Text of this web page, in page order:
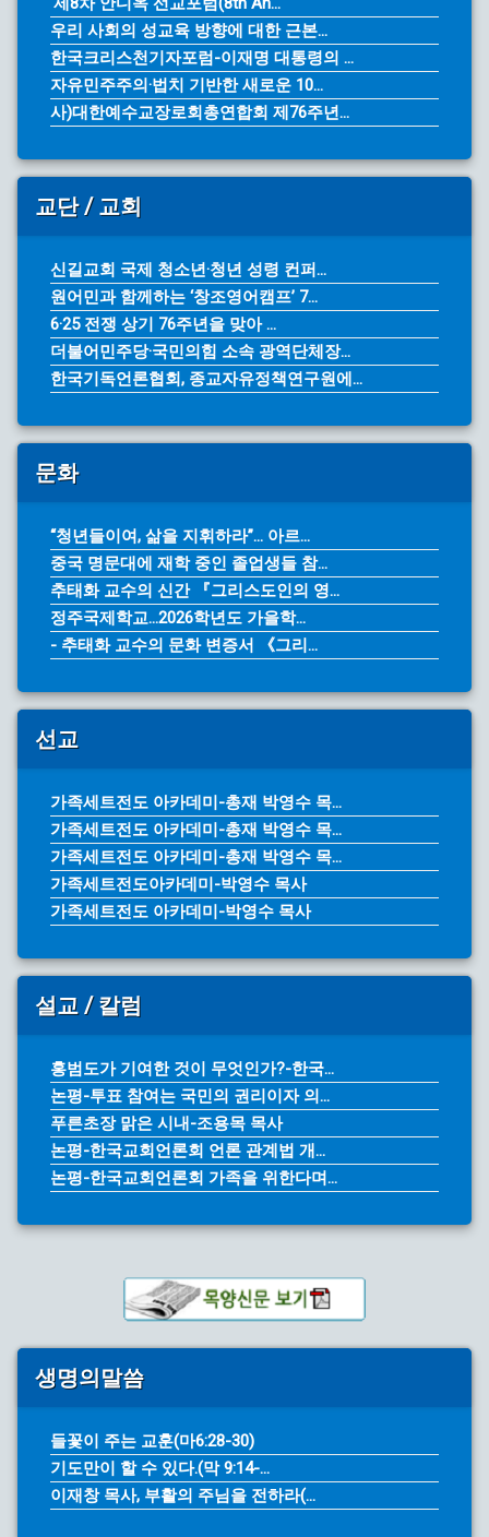
우리 사회의 성교육 방향에 대한 근본...
한국크리스천기자포럼-이재명 대통령의 ...
자유민주주의·법치 기반한 새로운 10...
사)대한예수교장로회총연합회 제76주년...
교단 / 교회
신길교회 국제 청소년·청년 성령 컨퍼...
원어민과 함께하는 ‘창조영어캠프’ 7...
6·25 전쟁 상기 76주년을 맞아 ...
더불어민주당·국민의힘 소속 광역단체장...
한국기독언론협회, 종교자유정책연구원에...
문화
“청년들이여, 삶을 지휘하라”… 아르...
중국 명문대에 재학 중인 졸업생들 참...
추태화 교수의 신간 『그리스도인의 영...
정주국제학교...2026학년도 가을학...
- 추태화 교수의 문화 변증서 《그리...
선교
가족세트전도 아카데미-총재 박영수 목...
가족세트전도 아카데미-총재 박영수 목...
가족세트전도 아카데미-총재 박영수 목...
가족세트전도아카데미-박영수 목사
가족세트전도 아카데미-박영수 목사
설교 / 칼럼
홍범도가 기여한 것이 무엇인가?-한국...
논평-투표 참여는 국민의 권리이자 의...
푸른초장 맑은 시내-조용목 목사
논평-한국교회언론회 언론 관계법 개...
논평-한국교회언론회 가족을 위한다며...
생명의말씀
들꽃이 주는 교훈(마6:28-30)
기도만이 할 수 있다.(막 9:14-...
이재창 목사, 부활의 주님을 전하라(...